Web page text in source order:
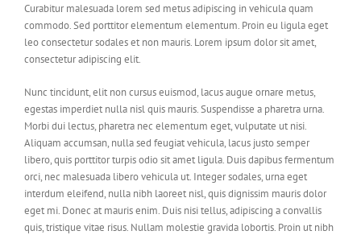
Curabitur malesuada lorem sed metus adipiscing in vehicula quam
commodo. Sed porttitor elementum elementum. Proin eu ligula eget
leo consectetur sodales et non mauris. Lorem ipsum dolor sit amet,
consectetur adipiscing elit.
Nunc tincidunt, elit non cursus euismod, lacus augue ornare metus,
egestas imperdiet nulla nisl quis mauris. Suspendisse a pharetra urna.
Morbi dui lectus, pharetra nec elementum eget, vulputate ut nisi.
Aliquam accumsan, nulla sed feugiat vehicula, lacus justo semper
libero, quis porttitor turpis odio sit amet ligula. Duis dapibus fermentum
orci, nec malesuada libero vehicula ut. Integer sodales, urna eget
interdum eleifend, nulla nibh laoreet nisl, quis dignissim mauris dolor
eget mi. Donec at mauris enim. Duis nisi tellus, adipiscing a convallis
quis, tristique vitae risus. Nullam molestie gravida lobortis. Proin ut nibh